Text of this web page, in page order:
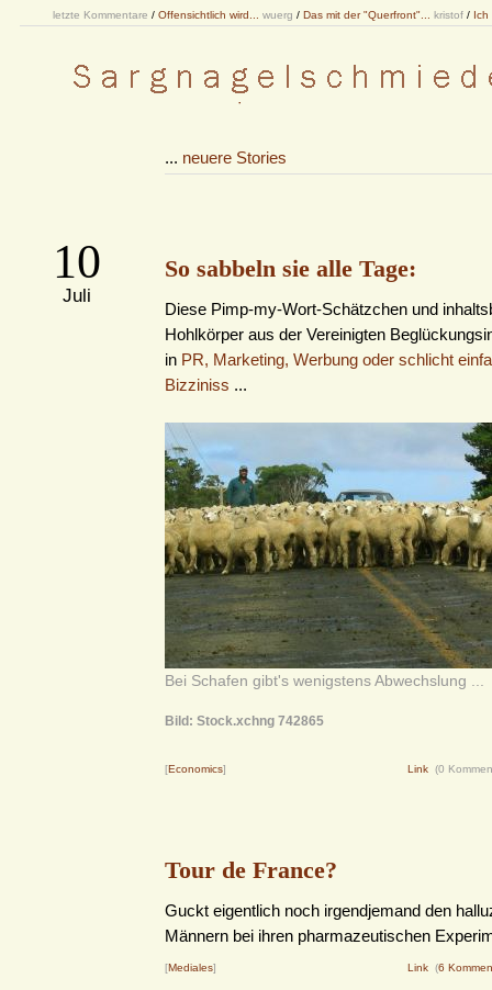
letzte Kommentare / Offensichtlich wird... wuerg / Das mit der "Querfront"... kristof / Ich
... neuere Stories
10
Juli
So sabbeln sie alle Tage:
Diese Pimp-my-Wort-Schätzchen und
Hohlkörper aus der Vereinigten
in PR, Marketing, Werbung oder schlicht
Bizziniss ...
Bei Schafen gibt's wenigstens Abwechslung ...
Bild: Stock.xchng 742865
[Economics] Link (0
Tour de France?
Guckt eigentlich noch irgendjemand den
Männern bei ihren pharmazeutischen
[Mediales] Link (6